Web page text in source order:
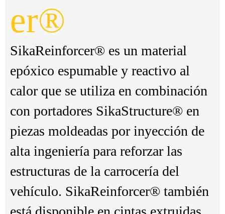
er®
SikaReinforcer® es un material
epóxico espumable y reactivo al
calor que se utiliza en combinación
con portadores SikaStructure® en
piezas moldeadas por inyección de
alta ingeniería para reforzar las
estructuras de la carrocería del
vehículo. SikaReinforcer® también